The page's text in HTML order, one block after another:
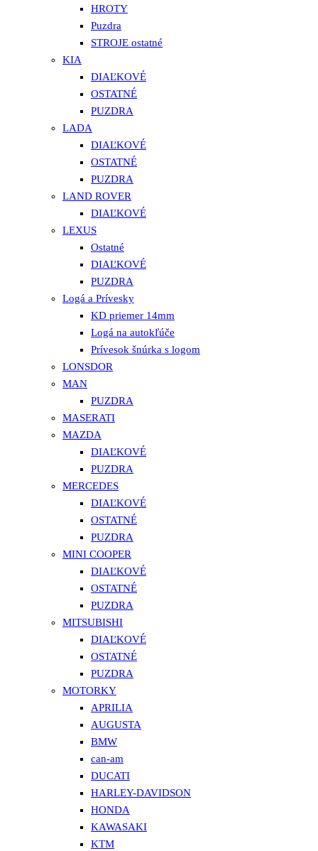
HROTY
Puzdra
STROJE ostatné
KIA
DIAĽKOVÉ
OSTATNÉ
PUZDRA
LADA
DIAĽKOVÉ
OSTATNÉ
PUZDRA
LAND ROVER
DIAĽKOVÉ
LEXUS
Ostatné
DIAĽKOVÉ
PUZDRA
Logá a Prívesky
KD priemer 14mm
Logá na autokľúče
Prívesok šnúrka s logom
LONSDOR
MAN
PUZDRA
MASERATI
MAZDA
DIAĽKOVÉ
PUZDRA
MERCEDES
DIAĽKOVÉ
OSTATNÉ
PUZDRA
MINI COOPER
DIAĽKOVÉ
OSTATNÉ
PUZDRA
MITSUBISHI
DIAĽKOVÉ
OSTATNÉ
PUZDRA
MOTORKY
APRILIA
AUGUSTA
BMW
can-am
DUCATI
HARLEY-DAVIDSON
HONDA
KAWASAKI
KTM